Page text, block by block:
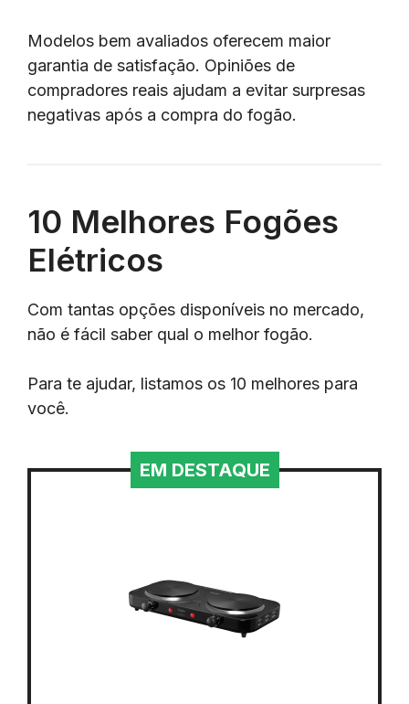
Modelos bem avaliados oferecem maior
garantia de satisfação. Opiniões de
compradores reais ajudam a evitar surpresas
negativas após a compra do fogão.
10 Melhores Fogões
Elétricos
Com tantas opções disponíveis no mercado,
não é fácil saber qual o melhor fogão.
Para te ajudar, listamos os 10 melhores para
você.
EM DESTAQUE